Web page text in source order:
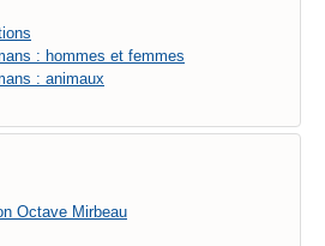
: hommes et femmes
: animaux
Octave Mirbeau